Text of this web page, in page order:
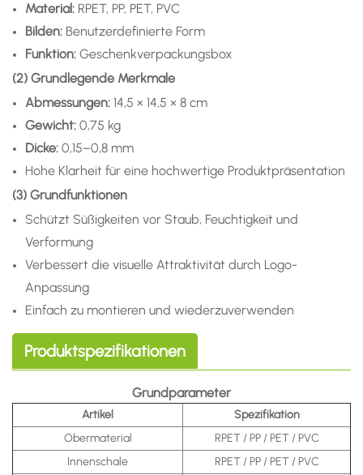
Material: RPET, PP, PET, PVC
Bilden: Benutzerdefinierte Form
Funktion: Geschenkverpackungsbox
(2) Grundlegende Merkmale
Abmessungen: 14,5 × 14,5 × 8 cm
Gewicht: 0,75 kg
Dicke: 0,15–0,8 mm
Hohe Klarheit für eine hochwertige Produktpräsentation
(3) Grundfunktionen
Schützt Süßigkeiten vor Staub, Feuchtigkeit und
Verformung
Verbessert die visuelle Attraktivität durch Logo-
Anpassung
Einfach zu montieren und wiederzuverwenden
Produktspezifikationen
Grundparameter
Artikel
Spezifikation
Obermaterial
RPET / PP / PET / PVC
Innenschale
RPET / PP / PET / PVC